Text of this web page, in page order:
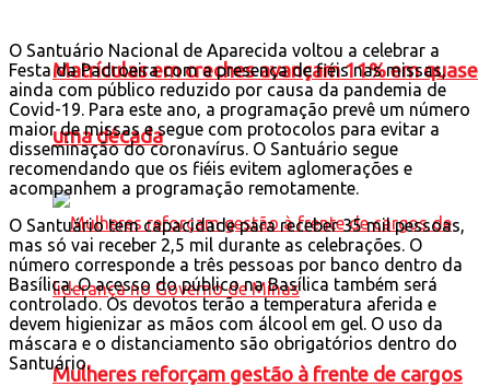
Matrículas em creches avançam 11% em quase
uma década
Mulheres reforçam gestão à frente de cargos
O Santuário Nacional de Aparecida voltou a celebrar a
Festa da Padroeira com a presença de fiéis nas missas,
ainda com público reduzido por causa da pandemia de
Covid-19. Para este ano, a programação prevê um número
maior de missas e segue com protocolos para evitar a
disseminação do coronavírus. O Santuário segue
recomendando que os fiéis evitem aglomerações e
acompanhem a programação remotamente.
O Santuário tem capacidade para receber 35 mil pessoas,
mas só vai receber 2,5 mil durante as celebrações. O
número corresponde a três pessoas por banco dentro da
Basílica. O acesso do público na Basílica também será
controlado. Os devotos terão a temperatura aferida e
devem higienizar as mãos com álcool em gel. O uso da
máscara e o distanciamento são obrigatórios dentro do
Santuário.